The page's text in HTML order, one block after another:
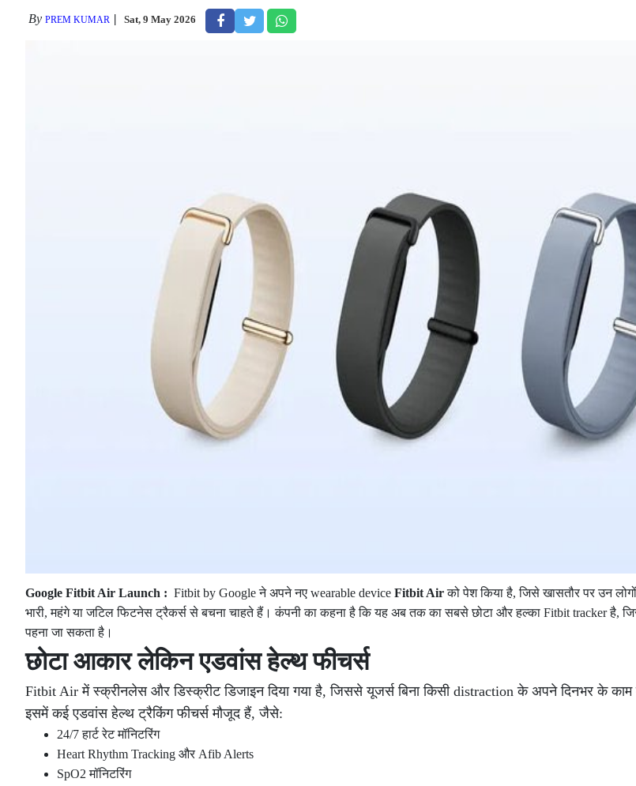
By PREM KUMAR Sat, 9 May 2026
Google Fitbit Air Launch : Fitbit by Google ने अपने नए wearable device Fitbit Airको पेश किया है, जिसे खासतौर पर उन
भारी, महंगे या जटिल फिटनेस ट्रैकर्स से बचना चाहते हैं। कंपनी का कहना है कि यह अब तक का सबसे छोटा और हल्का Fitbit tracker है,
पहना जा सकता है।
छोटा आकार लेकिन एडवांस हेल्थ फीचर्स
Fitbit Air में स्क्रीनलेस और डिस्क्रीट डिजाइन दिया गया है, जिससे यूजर्स बिना किसी distraction के अपने दिनभर के
इसमें कई एडवांस हेल्थ ट्रैकिंग फीचर्स मौजूद हैं, जैसे:
24/7 हार्ट रेट मॉनिटरिंग
Heart Rhythm Tracking और Afib Alerts
SpO2 मॉनिटरिंग